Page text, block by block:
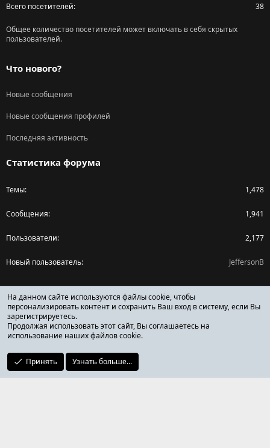
Всего посетителей 38
Общее количество посетителей может включать в себя скрытых
пользователей.
Что нового?
Новые сообщения
Новые сообщения профилей
Последняя активность
Статистика форума
Темы 1,478
Сообщения 1,941
Пользователи 2,177
Новый пользователь JeffersonB
Поделиться страницей
Facebook
X (Twitter)
Reddit
ОТЗЫВЫ ОНЛАЙН ФОРУМ
На данном сайте используются файлы cookie, чтобы
персонализировать контент и сохранить Ваш вход в систему, если Вы
зарегистрируетесь.
Продолжая использовать этот сайт, Вы соглашаетесь на
использование наших файлов cookie.
Принять Узнать больше...